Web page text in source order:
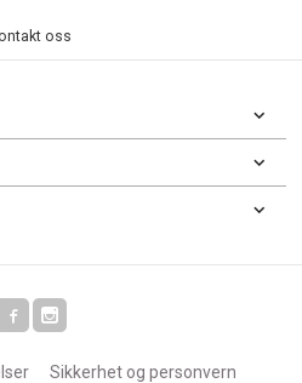
oss
Sikkerhet og personvern